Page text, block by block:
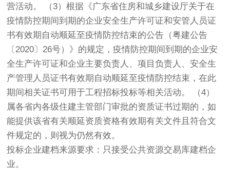
营活动。 （3）根据《广东省住房和城乡建设厅关于在
疫情防控期间到期的企业安全生产许可证和安管人员证
书有效期自动顺延至疫情防控结束的公告（粤建公告
〔2020〕26号）》的规定，疫情防控期间到期的企业安
全生产许可证和企业主要负责人、项目负责人、安全生
产管理人员证书有效期自动顺延至疫情防控结束，在此
期间相关证书可用于工程招标投标等相关活动。 （4）
属各省内各级住建主管部门审批的资质证书过期的，如
能提供该省有关顺延资质资格有效期有关文件且符合文
件规定的，则视为仍然有效。
投标企业建档来源要求：只接受公共资源交易库建档企
业。